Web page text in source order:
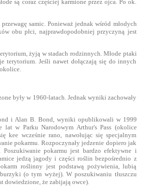
są coraz częściej karmione przez ojca. Po ok.
samic. Ponieważ jednak wśród młodych
obu płci, najprawdopodobniej przyczyną jest
żyją w stadach rodzinnych. Młode ptaki
terytorium. Jeśli nawet dołączają się do innych
były w 1960-latach. Jednak wyniki zachowały
i Alan B. Bond, wyniki opublikowali w 1999
w Parku Narodowym Arthur's Pass (okolice
kee wcześnie rano, nawołując się specjalnym
pokarmu. Rozpoczynały jedzenie dopiero jak
Poszukiwanie pokarmu jest bardzo efektywne i
jedzą jagody i części roślin bezpośrednio z
roślinny jest podstawą pożywienia, lubią
(o tym wyżej). W poszukiwaniu tłuszczu
dowiedzione, że zabijają owce).